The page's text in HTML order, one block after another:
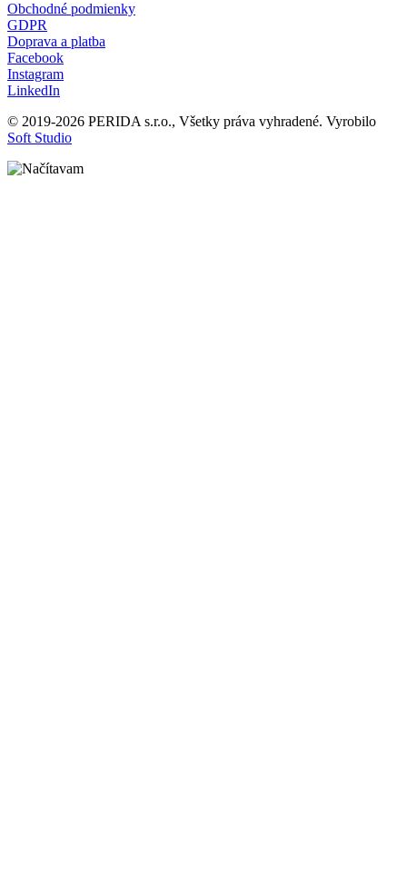
Obchodné podmienky
GDPR
Doprava a platba
Facebook
Instagram
LinkedIn
© 2019-2026 PERIDA s.r.o., Všetky práva vyhradené. Vyrobilo
Soft Studio